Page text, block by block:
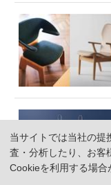
当サイトでは当社の提
査・分析したり、お客
Cookieを利用する場合